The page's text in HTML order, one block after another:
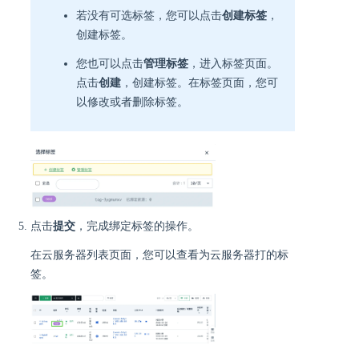
若没有可选标签，您可以点击创建标签 ，
创建标签。
您也可以点击管理标签 ，进入标签页面。
点击创建 ，创建标签。在标签页面，您可
以修改或者删除标签。
点击提交 ，完成绑定标签的操作。
在云服务器列表页面，您可以查看为云服务器打的标
签。